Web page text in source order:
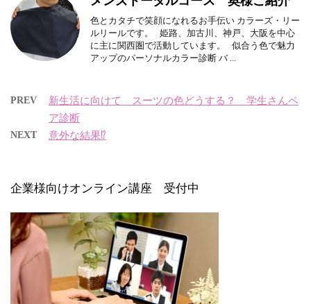
色とカタチで笑顔になれるお手伝い カラーズ・リー
ルリールです。 姫路、加古川、神戸、大阪を中心
に主に関西圏で活動しています。 似合う色で魅力
アップのパーソナルカラー診断 バ ...
PREV
新生活に向けて スーツの色どうする？ 学生さんペ
ア診断
NEXT 意外な結果⁉︎
企業様向けオンライン講座 受付中